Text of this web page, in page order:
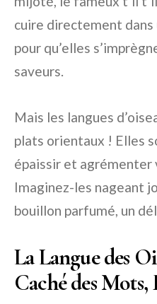
cuire directement dans
pour qu’elles
saveurs.
Mais les langues
plats orientaux ! Elles
épaissir et agrémenter
Imaginez-les nageant
bouillon parfumé, un
La Langue des
Caché des